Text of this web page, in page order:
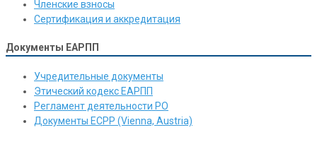
Членские взносы
Сертификация и аккредитация
Документы ЕАРПП
Учредительные документы
Этический кодекс ЕАРПП
Регламент деятельности РО
Документы ЕСРР (Vienna, Austria)